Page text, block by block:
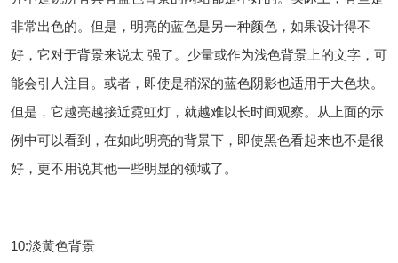
非常出色的。但是，明亮的蓝色是另一种颜色，如果设计得不
好，它对于背景来说太 强了。少量或作为浅色背景上的文字，可
能会引人注目。或者，即使是稍深的蓝色阴影也适用于大色块。
但是，它越亮越接近霓虹灯，就越难以长时间观察。从上面的示
例中可以看到，在如此明亮的背景下，即使黑色看起来也不是很
好，更不用说其他一些明显的领域了。
10:淡黄色背景